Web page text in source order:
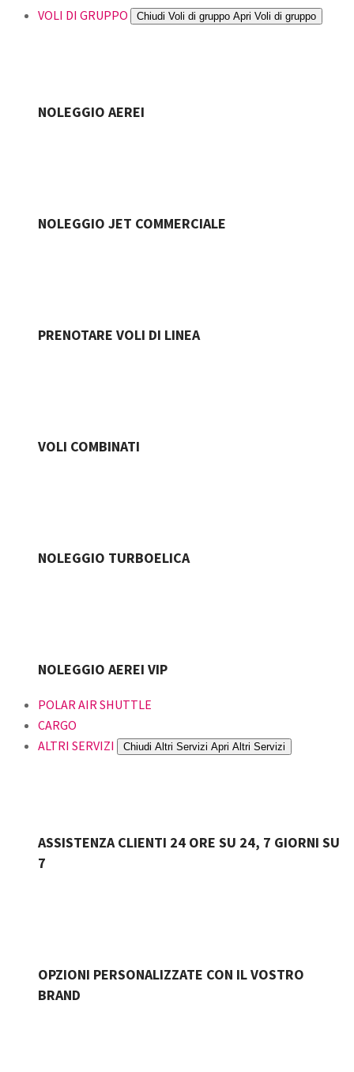
VOLI DI GRUPPO Chiudi Voli di gruppo Apri Voli di gruppo
NOLEGGIO AEREI
NOLEGGIO JET COMMERCIALE
PRENOTARE VOLI DI LINEA
VOLI COMBINATI
NOLEGGIO TURBOELICA
NOLEGGIO AEREI VIP
POLAR AIR SHUTTLE
CARGO
ALTRI SERVIZI
Chiudi Altri Servizi Apri Altri Servizi
ASSISTENZA CLIENTI 24 ORE SU 24, 7 GIORNI SU
7
OPZIONI PERSONALIZZATE CON IL VOSTRO
BRAND